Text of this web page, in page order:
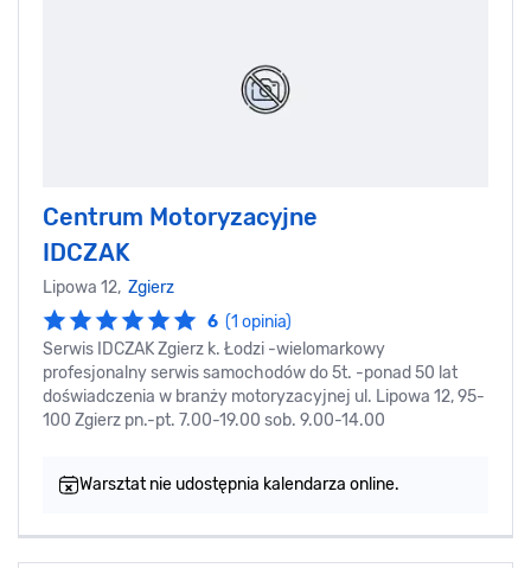
Centrum Motoryzacyjne
IDCZAK
Lipowa 12, Zgierz
6 (1 opinia)
Serwis IDCZAK Zgierz k. Łodzi -wielomarkowy
profesjonalny serwis samochodów do 5t. -ponad 50 lat
doświadczenia w branży motoryzacyjnej ul. Lipowa 12, 95-
100 Zgierz pn.-pt. 7.00-19.00 sob. 9.00-14.00
Warsztat nie udostępnia kalendarza online.